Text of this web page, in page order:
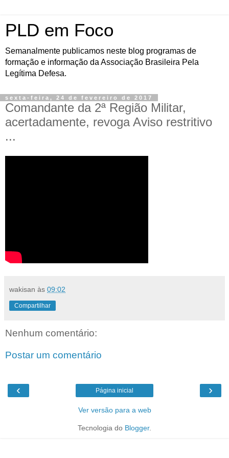
PLD em Foco
Semanalmente publicamos neste blog programas de
formação e informação da Associação Brasileira Pela
Legítima Defesa.
sexta-feira, 24 de fevereiro de 2017
Comandante da 2ª Região Militar,
acertadamente, revoga Aviso restritivo
...
wakisan às 09:02
Compartilhar
Nenhum comentário:
Postar um comentário
‹ ›
Página inicial
Ver versão para a web
Tecnologia do Blogger.